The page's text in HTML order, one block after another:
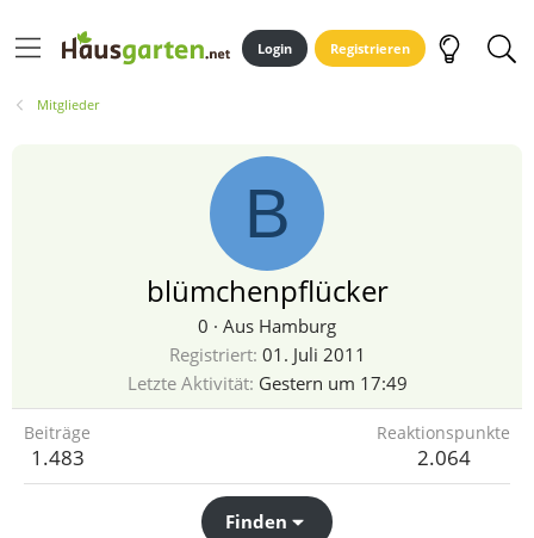
Login Registrieren
Mitglieder
B
blümchenpflücker
0 · Aus Hamburg
Registriert 01. Juli 2011
Letzte Aktivität Gestern um 17:49
Beiträge
1.483
Reaktionspunkte
2.064
Finden